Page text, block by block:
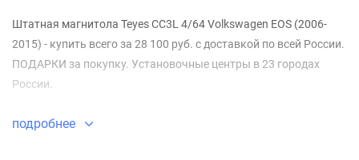
Штатная магнитола Teyes CC3L 4/64 Volkswagen EOS (2006-
2015) - купить всего за 28 100 руб. с доставкой по всей России.
ПОДАРКИ за покупку. Установочные центры в 23 городах
России.
подробнее